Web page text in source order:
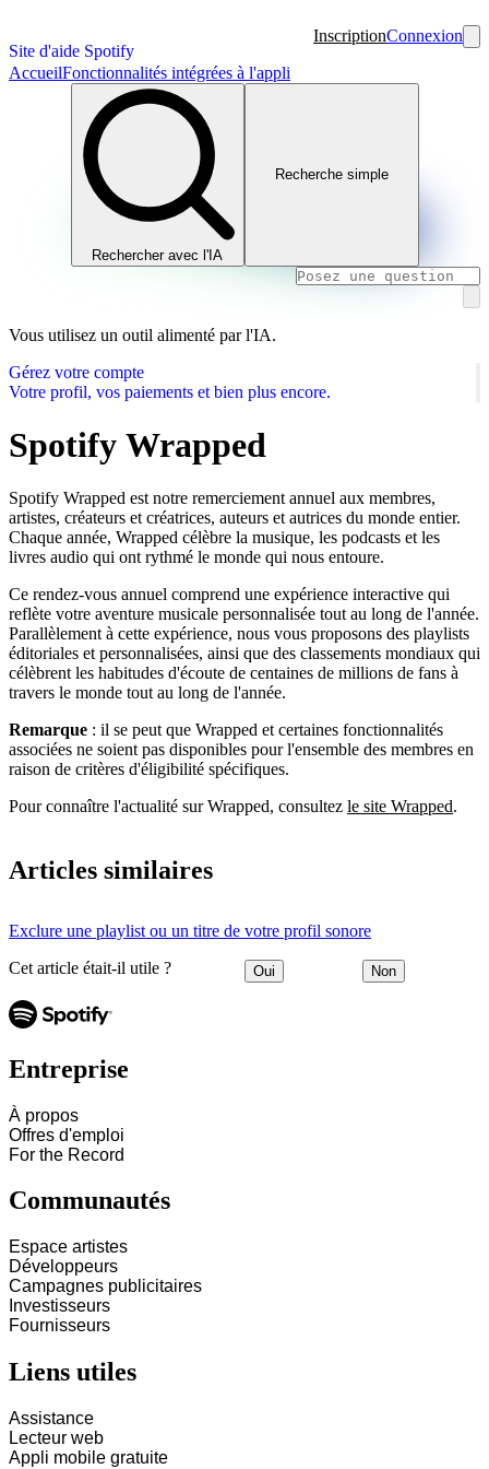
Site d'aide Spotify
InscriptionConnexion
AccueilFonctionnalités intégrées à l'appli
Rechercher avec l'IA
Recherche simple
Vous utilisez un outil alimenté par l'IA.
Gérez votre compte
Votre profil, vos paiements et bien plus encore.
Spotify Wrapped
Spotify Wrapped est notre remerciement annuel aux membres,
artistes, créateurs et créatrices, auteurs et autrices du monde entier.
Chaque année, Wrapped célèbre la musique, les podcasts et les
livres audio qui ont rythmé le monde qui nous entoure.
Ce rendez-vous annuel comprend une expérience interactive qui
reflète votre aventure musicale personnalisée tout au long de l'année.
Parallèlement à cette expérience, nous vous proposons des playlists
éditoriales et personnalisées, ainsi que des classements mondiaux qui
célèbrent les habitudes d'écoute de centaines de millions de fans à
travers le monde tout au long de l'année.
Remarque : il se peut que Wrapped et certaines fonctionnalités
associées ne soient pas disponibles pour l'ensemble des membres en
raison de critères d'éligibilité spécifiques.
Pour connaître l'actualité sur Wrapped, consultez le site Wrapped.
Articles similaires
Exclure une playlist ou un titre de votre profil sonore
Cet article était-il utile ? Oui Non
Entreprise
À propos
Offres d'emploi
For the Record
Communautés
Espace artistes
Développeurs
Campagnes publicitaires
Investisseurs
Fournisseurs
Liens utiles
Assistance
Lecteur web
Appli mobile gratuite